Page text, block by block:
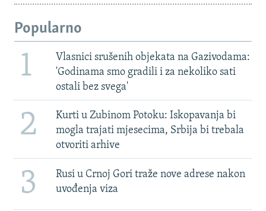
Popularno
1
Vlasnici srušenih objekata na Gazivodama:
'Godinama smo gradili i za nekoliko sati
ostali bez svega'
2
Kurti u Zubinom Potoku: Iskopavanja bi
mogla trajati mjesecima, Srbija bi trebala
otvoriti arhive
3
Rusi u Crnoj Gori traže nove adrese nakon
uvođenja viza